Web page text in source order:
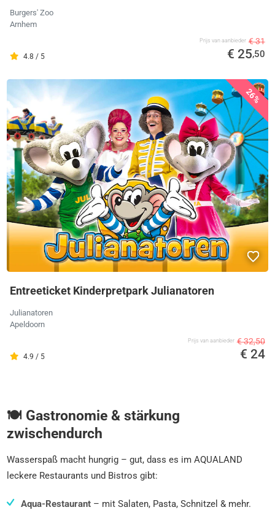
Burgers' Zoo
Arnhem
4.8 / 5
Prijs van aanbieder € 31
€ 25,50
26%
Entreeticket Kinderpretpark Julianatoren
Julianatoren
Apeldoorn
4.9 / 5
Prijs van aanbieder € 32,50
€ 24
🍽️ Gastronomie & stärkung
zwischendurch
Wasserspaß macht hungrig – gut, dass es im AQUALAND
leckere Restaurants und Bistros gibt:
Aqua-Restaurant– mit Salaten, Pasta, Schnitzel & mehr.